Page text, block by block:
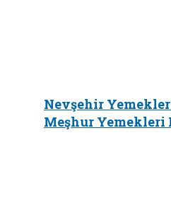
Nevşehir
Meşhur Yemekleri